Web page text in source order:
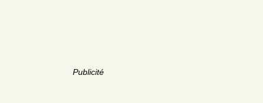
Publicité